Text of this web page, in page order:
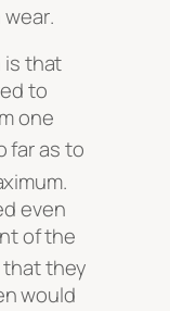
.
is that
to
one
far as to
.
even
of the
that they
would